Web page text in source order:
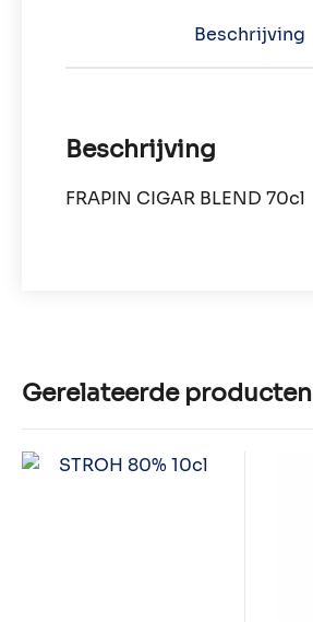
Beschrijving
Beschrijving
FRAPIN CIGAR BLEND 70cl
Gerelateerde producten